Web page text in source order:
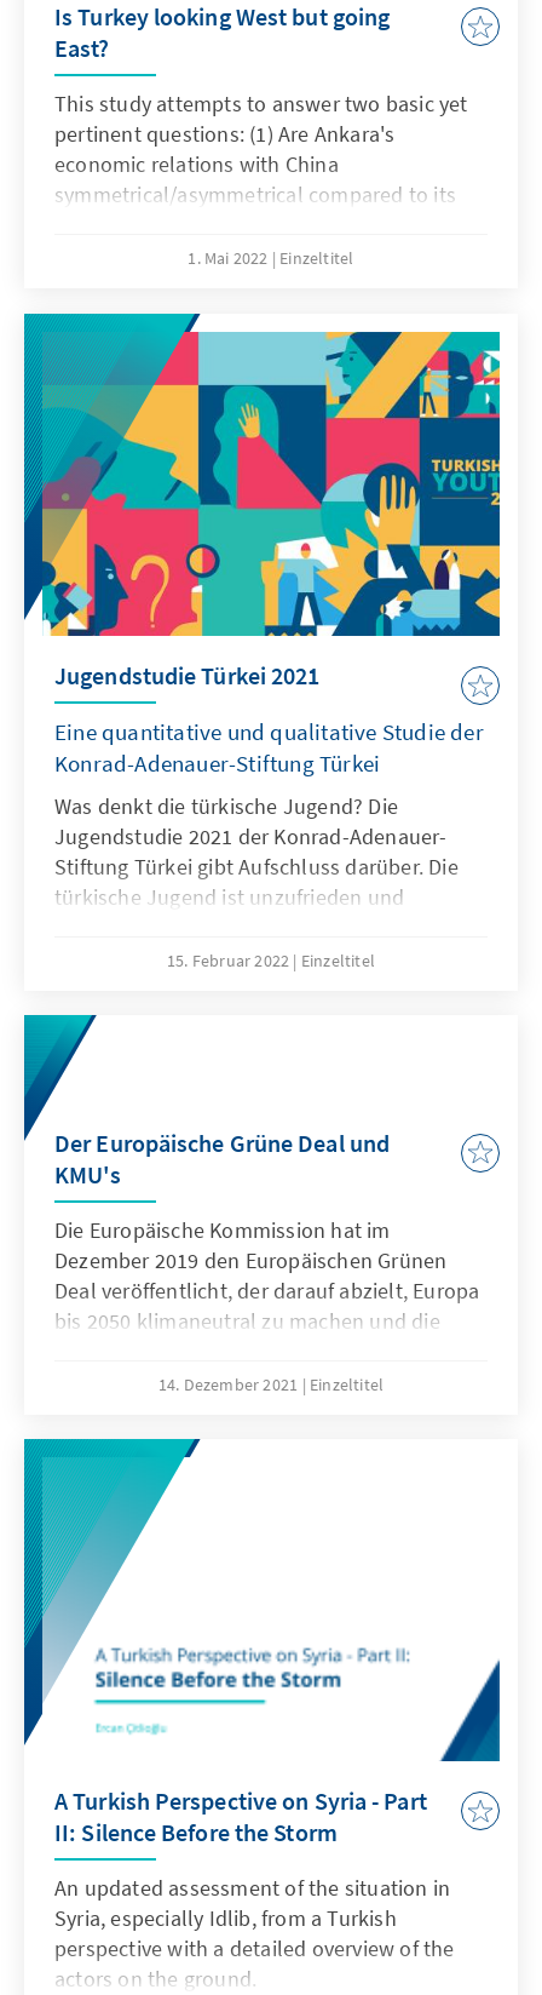
Is Turkey looking West but going
East?
This study attempts to answer two basic yet
pertinent questions: (1) Are Ankara's
economic relations with China
symmetrical/asymmetrical compared to its
(2) Is it possible that the Turkish government
EU by intensifying its relations with China? To
this end, the advantages and disadvantages
of Turkey's economic relations with China and
the EU will be discussed.
1. Mai 2022 Einzeltitel
Jugendstudie Türkei 2021
Eine quantitative und qualitative Studie der
Konrad-Adenauer-Stiftung Türkei
Was denkt die türkische Jugend? Die
Jugendstudie 2021 der Konrad-Adenauer-
Stiftung Türkei gibt Aufschluss darüber. Die
türkische Jugend ist unzufrieden und
Veränderung. Sie fühlen sich nicht beachtet
Mehrheit der jungen Menschen in der Türkei
hat eine pessimistische Sicht auf die Zukunft
ihres Heimatlandes. Eine im Februar 2022
Konrad-Adenauer-Stiftung Türkei von einem
unabhängigen Forscherkollektiv unter
Leitung von Prof. Dr. Ali Çağlar, erstellt
worden ist, gibt neue Einblicke in das Denken,
die Werte und die Lebensumstände der
sogenannten „Generation Z“. Die Bedürfnisse,
Ansichten und Lage dieses wichtigen Teils der
für das Verständnis der Türkei von morgen.
15. Februar 2022 Einzeltitel
Der Europäische Grüne Deal und
KMU's
Die Europäische Kommission hat im
Dezember 2019 den Europäischen Grünen
Deal veröffentlicht, der darauf abzielt, Europa
bis 2050 klimaneutral zu machen und die
Trennung von Wirtschaftswachstum und
14. Dezember 2021 Einzeltitel
A Turkish Perspective on Syria - Part
II: Silence Before the Storm
An updated assessment of the situation in
Syria, especially Idlib, from a Turkish
perspective with a detailed overview of the
actors on the ground.